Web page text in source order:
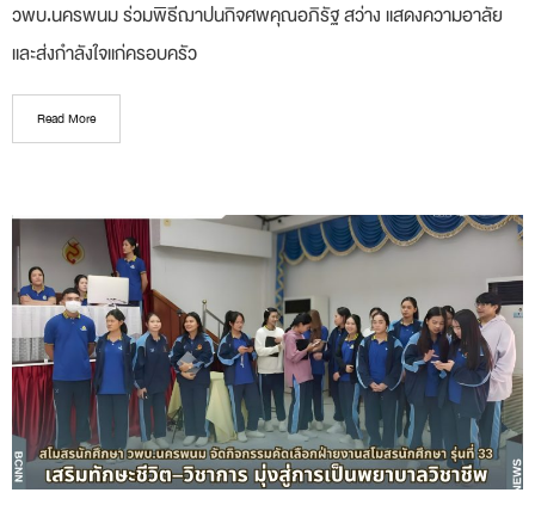
วพบ.นครพนม ร่วมพิธีฌาปนกิจศพคุณอภิรัฐ สว่าง แสดงความอาลัย
และส่งกำลังใจแก่ครอบครัว
Read More